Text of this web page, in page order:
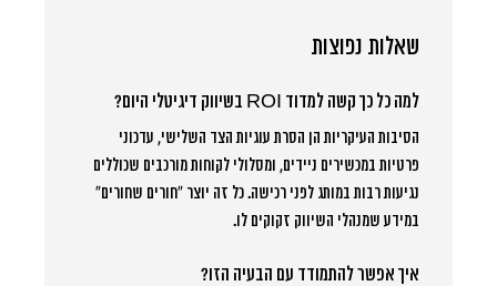
שאלות נפוצות
למה כל כך קשה למדוד ROI בשיווק דיגיטלי היום?
הסיבות העיקריות הן הסרת עוגיות הצד השלישי, עדכוני
פרטיות במכשירים ניידים, ומסלולי לקוחות מורכבים שכוללים
נגיעות רבות במותג לפני רכישה. כל זה יוצר “חורים שחורים”
במידע שמנהלי השיווק זקוקים לו.
איך אפשר להתמודד עם הבעיה הזו?